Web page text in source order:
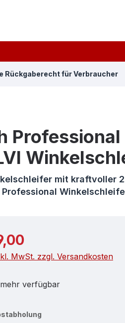
Rückgaberecht für Verbraucher
mit kraftvoller
Professional
Preis:
MwSt. zzgl. Versandkosten
verfügbar